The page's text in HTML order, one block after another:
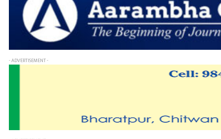
- ADVERTISEMENT -